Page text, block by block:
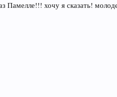
Памелле!!! хочу я сказать!